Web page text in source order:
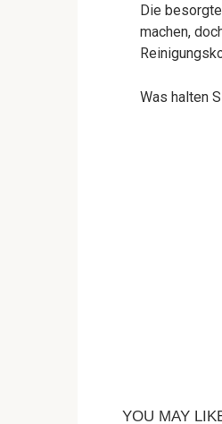
Die
machen,
Was halten